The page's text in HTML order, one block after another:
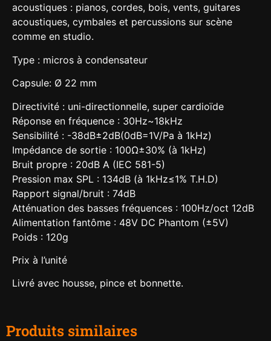
acoustiques : pianos, cordes, bois, vents, guitares
acoustiques, cymbales et percussions sur scène
comme en studio.
Type : micros à condensateur
Capsule: Ø 22 mm
Directivité : uni-directionnelle, super cardioïde
Réponse en fréquence : 30Hz~18kHz
Sensibilité : -38dB±2dB(0dB=1V/Pa à 1kHz)
Impédance de sortie : 100Ω±30% (à 1kHz)
Bruit propre : 20dB A (IEC 581-5)
Pression max SPL : 134dB (à 1kHz≤1% T.H.D)
Rapport signal/bruit : 74dB
Atténuation des basses fréquences : 100Hz/oct 12dB
Alimentation fantôme : 48V DC Phantom (±5V)
Poids : 120g
Prix à l’unité
Livré avec housse, pince et bonnette.
Produits similaires